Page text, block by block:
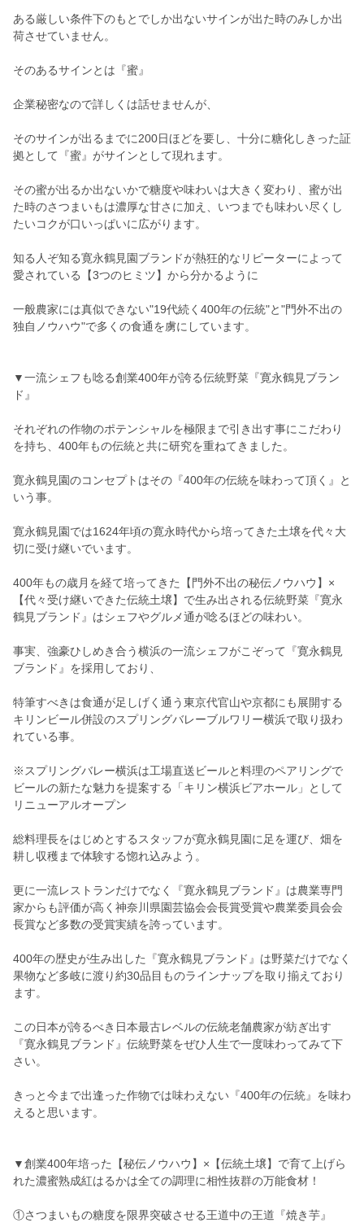
ある厳しい条件下のもとでしか出ないサインが出た時のみしか出
荷させていません。
そのあるサインとは『蜜』
企業秘密なので詳しくは話せませんが、
そのサインが出るまでに200日ほどを要し、十分に糖化しきった証
拠として『蜜』がサインとして現れます。
その蜜が出るか出ないかで糖度や味わいは大きく変わり、蜜が出
た時のさつまいもは濃厚な甘さに加え、いつまでも味わい尽くし
たいコクが口いっぱいに広がります。
知る人ぞ知る寛永鶴見園ブランドが熱狂的なリピーターによって
愛されている【3つのヒミツ】から分かるように
一般農家には真似できない"19代続く400年の伝統"と"門外不出の
独自ノウハウ"で多くの食通を虜にしています。
▼一流シェフも唸る創業400年が誇る伝統野菜『寛永鶴見ブラン
ド』
それぞれの作物のポテンシャルを極限まで引き出す事にこだわり
を持ち、400年もの伝統と共に研究を重ねてきました。
寛永鶴見園のコンセプトはその『400年の伝統を味わって頂く』と
いう事。
寛永鶴見園では1624年頃の寛永時代から培ってきた土壌を代々大
切に受け継いでいます。
400年もの歳月を経て培ってきた【門外不出の秘伝ノウハウ】×
【代々受け継いできた伝統土壌】で生み出される伝統野菜『寛永
鶴見ブランド』はシェフやグルメ通が唸るほどの味わい。
事実、強豪ひしめき合う横浜の一流シェフがこぞって『寛永鶴見
ブランド』を採用しており、
特筆すべきは食通が足しげく通う東京代官山や京都にも展開する
キリンビール併設のスプリングバレーブルワリー横浜で取り扱わ
れている事。
※スプリングバレー横浜は工場直送ビールと料理のペアリングで
ビールの新たな魅力を提案する「キリン横浜ビアホール」として
リニューアルオープン
総料理長をはじめとするスタッフが寛永鶴見園に足を運び、畑を
耕し収穫まで体験する惚れ込みよう。
更に一流レストランだけでなく『寛永鶴見ブランド』は農業専門
家からも評価が高く神奈川県園芸協会会長賞受賞や農業委員会会
長賞など多数の受賞実績を誇っています。
400年の歴史が生み出した『寛永鶴見ブランド』は野菜だけでなく
果物など多岐に渡り約30品目ものラインナップを取り揃えており
ます。
この日本が誇るべき日本最古レベルの伝統老舗農家が紡ぎ出す
『寛永鶴見ブランド』伝統野菜をぜひ人生で一度味わってみて下
さい。
きっと今まで出逢った作物では味わえない『400年の伝統』を味わ
えると思います。
▼創業400年培った【秘伝ノウハウ】×【伝統土壌】で育て上げら
れた濃蜜熟成紅はるかは全ての調理に相性抜群の万能食材！
①さつまいもの糖度を限界突破させる王道中の王道『焼き芋』